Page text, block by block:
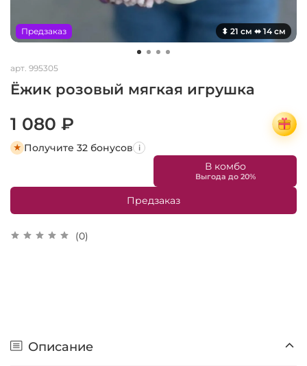
Предзаказ ⬍ 21 см ⬌ 14 см
арт. 995305
Ёжик розовый мягкая игрушка
(0)
1 080 ₽
Получите 32 бонусов i
В комбо
Предзаказ
Описание